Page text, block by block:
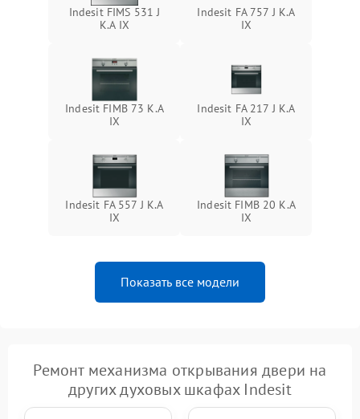
Indesit FIMS 531 J
K.A IX
Indesit FA 757 J K.A
IX
Indesit FIMB 73 K.A
IX
Indesit FA 217 J K.A
IX
Indesit FA 557 J K.A
IX
Indesit FIMB 20 K.A
IX
Показать все модели
Ремонт механизма открывания двери на
других духовых шкафах Indesit